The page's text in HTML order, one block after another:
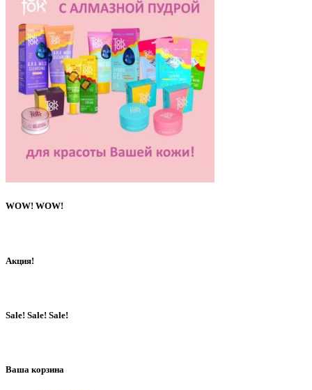
WOW! WOW!
Акция!
Sale! Sale! Sale!
Ваша корзина